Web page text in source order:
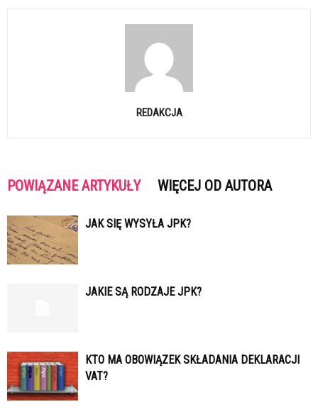
REDAKCJA
POWIĄZANE ARTYKUŁY WIĘCEJ OD AUTORA
JAK SIĘ WYSYŁA JPK?
JAKIE SĄ RODZAJE JPK?
KTO MA OBOWIĄZEK SKŁADANIA DEKLARACJI
VAT?